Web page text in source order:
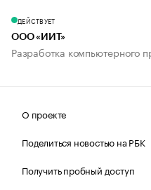
ДЕЙСТВУЕТ
ООО «ИИТ»
Разработка компьютерного
О проекте
Поделиться новостью на РБК
Получить пробный доступ